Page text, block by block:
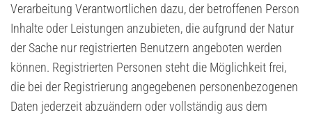
Verarbeitung Verantwortlichen dazu, der betroffenen Person
Inhalte oder Leistungen anzubieten, die aufgrund der Natur
der Sache nur registrierten Benutzern angeboten werden
können. Registrierten Personen steht die Möglichkeit frei,
die bei der Registrierung angegebenen personenbezogenen
Daten jederzeit abzuändern oder vollständig aus dem